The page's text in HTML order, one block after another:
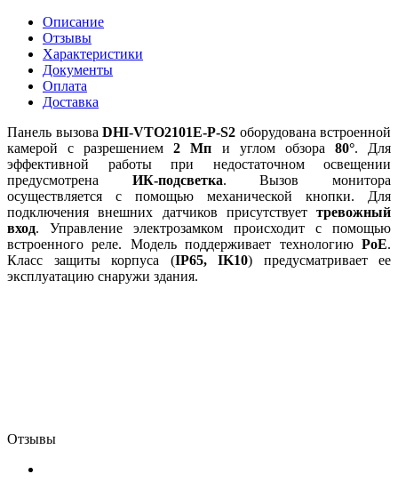
Описание
Отзывы
Характеристики
Документы
Оплата
Доставка
Панель вызова DHI-VTO2101E-P-S2 оборудована встроенной
камерой с разрешением2 Мп и углом обзора 80°. Для
эффективной работы при недостаточном освещении
предусмотрена ИК-подсветка. Вызов монитора
осуществляется с помощью механической кнопки. Для
подключения внешних датчиков присутствует тревожный
вход. Управление электрозамком происходит с помощью
встроенного реле. Модель поддерживает технологию PoE.
Класс защиты корпуса (IP65, IK10) предусматривает ее
эксплуатацию снаружи здания.
Отзывы